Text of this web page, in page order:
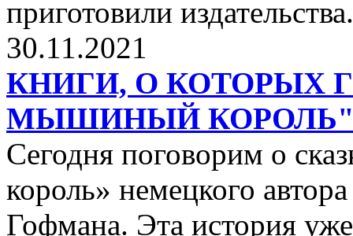
приготовили издательства.
30.11.2021
КНИГИ, О КОТОРЫХ
МЫШИНЫЙ
Сегодня поговорим о
король» немецкого
Гофмана. Эта история